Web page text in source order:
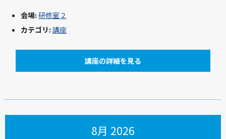
会場: 研修室２
カテゴリ: 講座
講座の詳細を見る
8月 2026